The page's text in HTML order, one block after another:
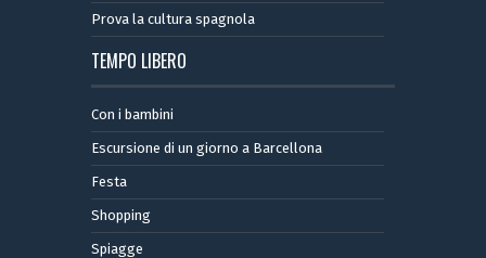
Prova la cultura spagnola
TEMPO LIBERO
Con i bambini
Escursione di un giorno a Barcellona
Festa
Shopping
Spiagge